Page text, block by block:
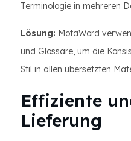
Terminologie in mehreren
Lösung: MotaWord
und Glossare, um die
Stil in allen übersetzten
Effiziente
Lieferung